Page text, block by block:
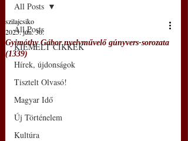
All Posts
KIEMELT CIKKEK
Hírek, újdonságok
Tisztelt Olvasó!
Magyar Idő
Új Történelem
Kultúra
All Posts
Gyimóthy Gábor nyelvművelő gúnyvers-sorozata
(1339)
szilajcsiko
2025. jún. 30.